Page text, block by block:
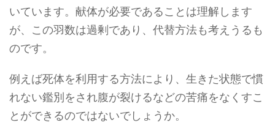
いています。献体が必要であることは理解します
が、この羽数は過剰であり、代替方法も考えうるも
のです。
例えば死体を利用する方法により、生きた状態で慣
れない鑑別をされ腹が裂けるなどの苦痛をなくすこ
とができるのではないでしょうか。